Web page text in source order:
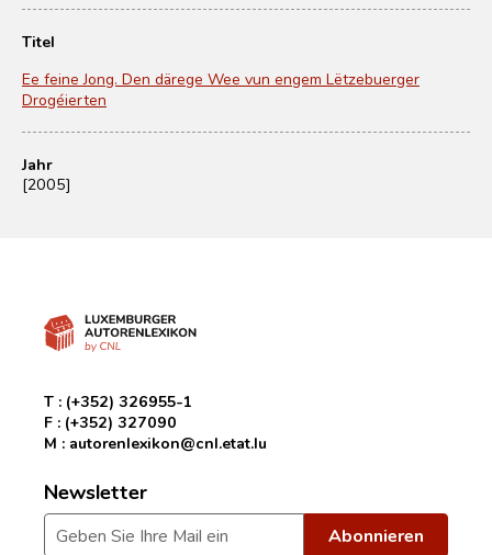
Titel
Ee feine Jong. Den därege Wee vun engem Lëtzebuerger
Drogéierten
Jahr
[2005]
T : (+352) 326955-1
F : (+352) 327090
M : autorenlexikon@cnl.etat.lu
Newsletter